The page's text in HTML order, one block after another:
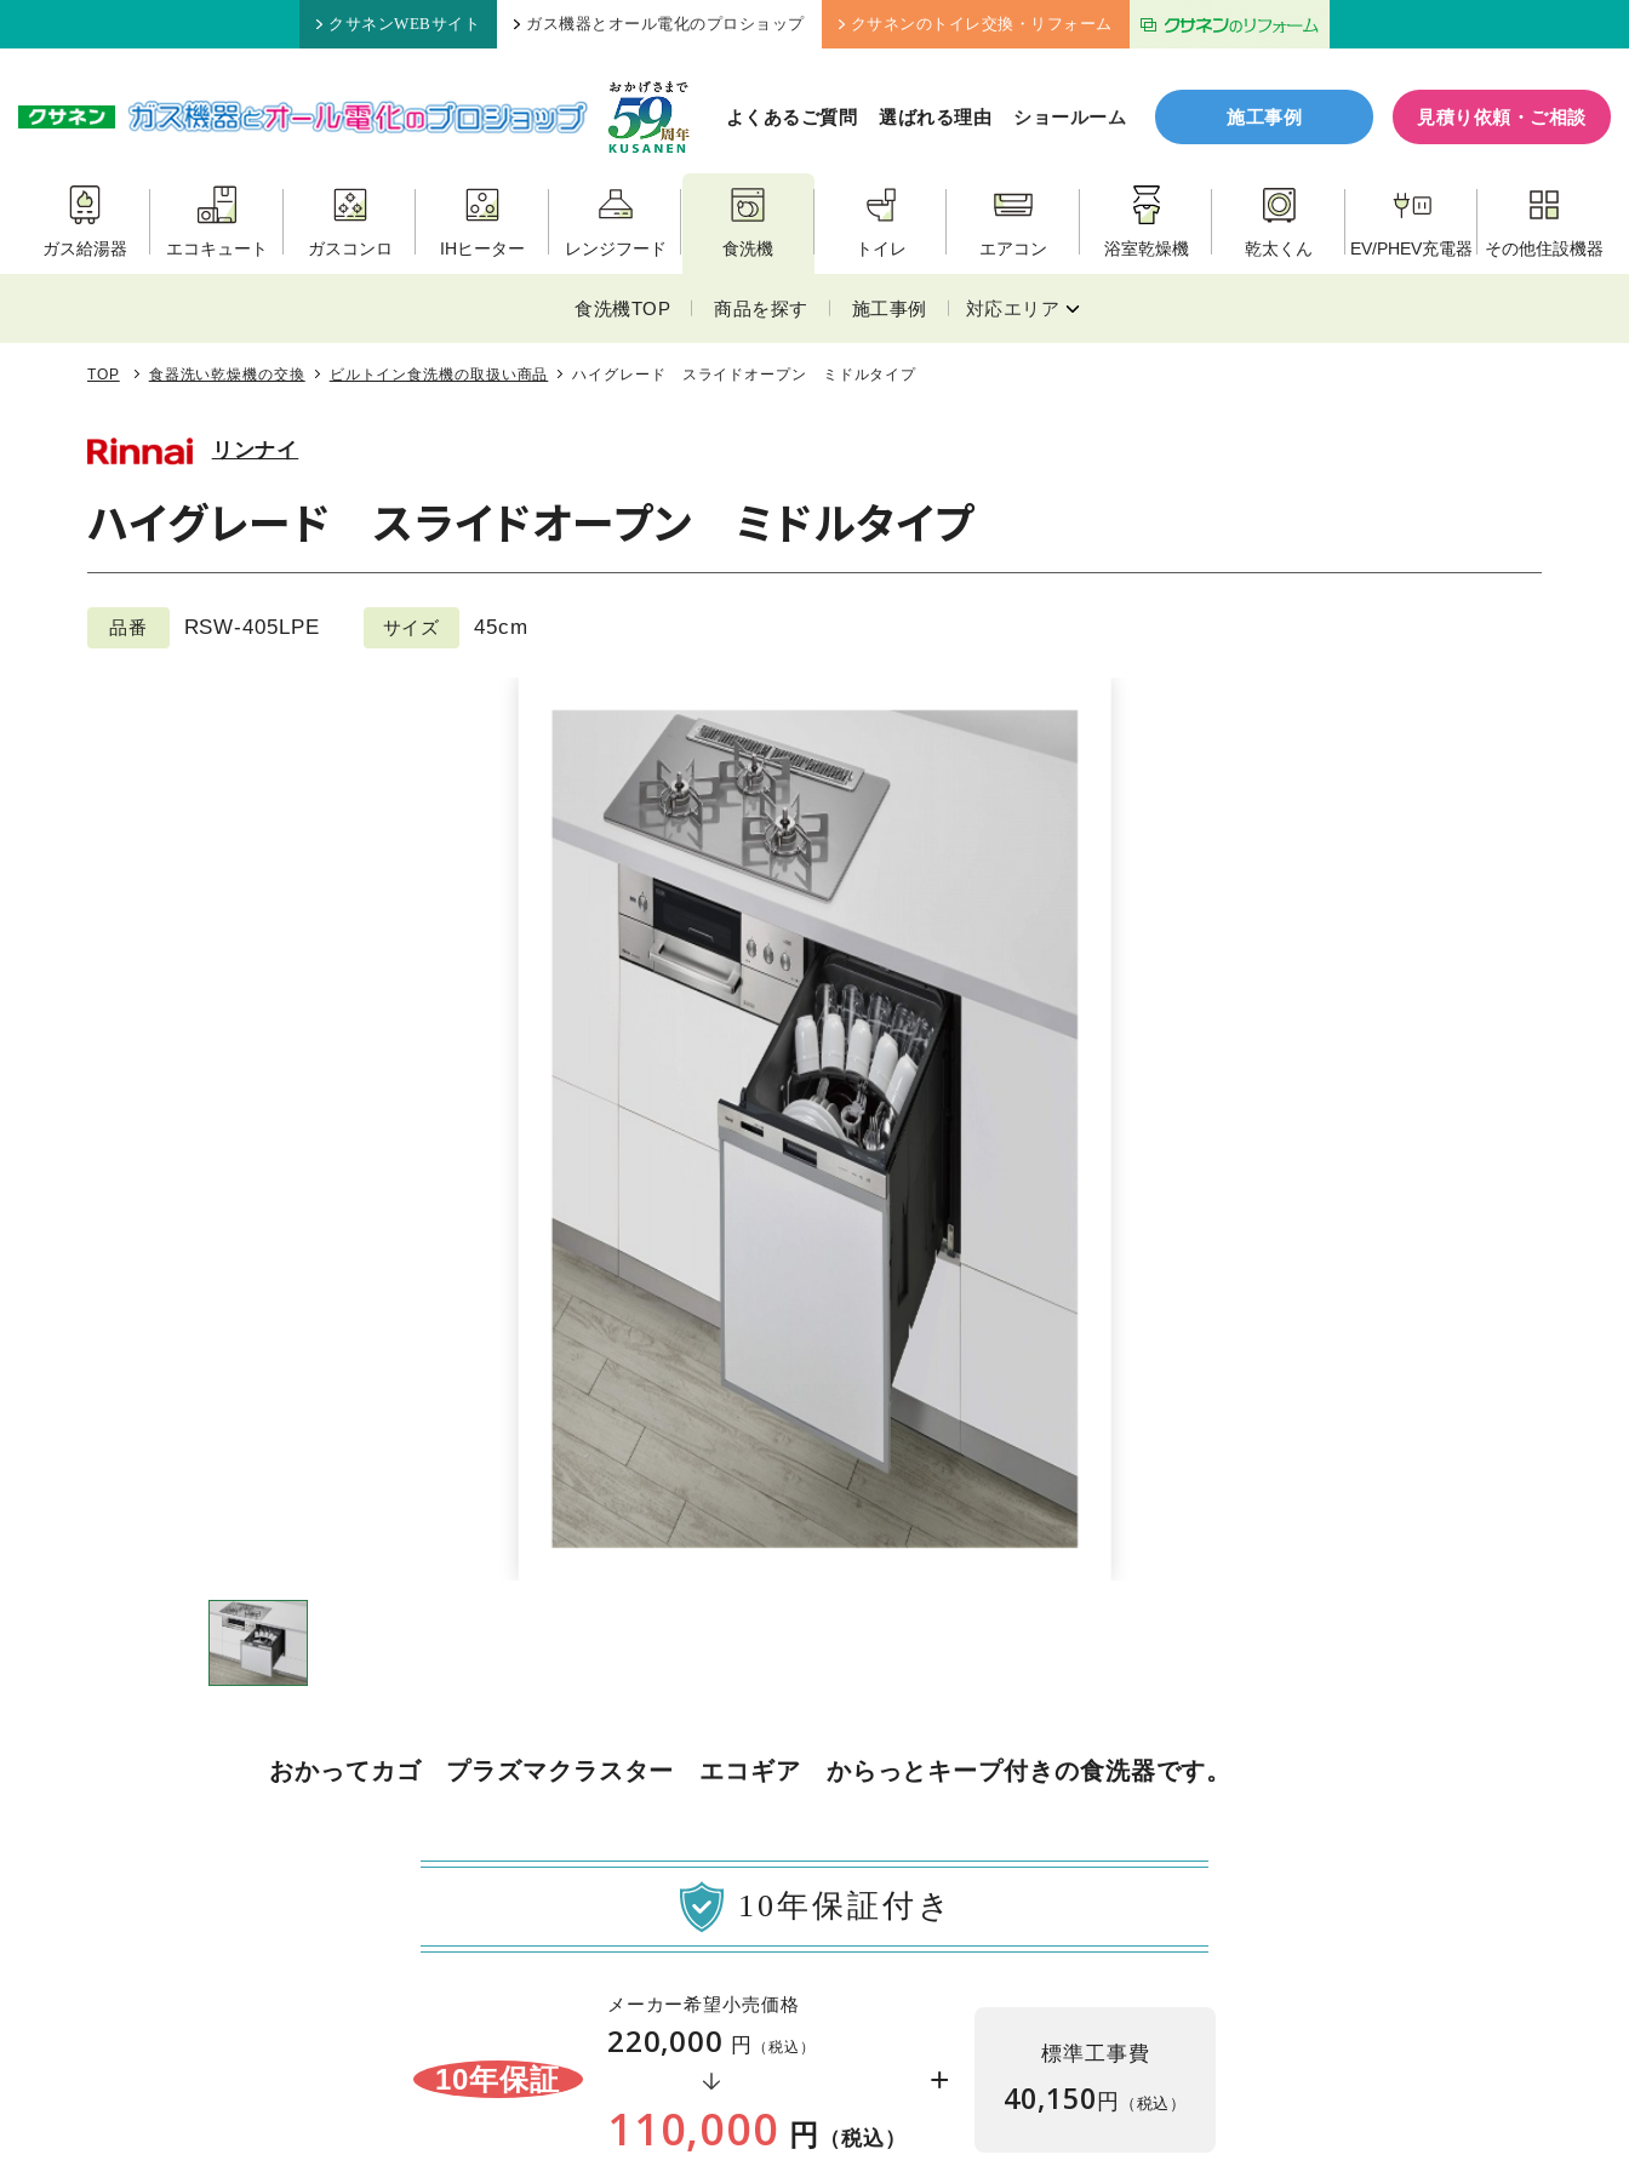
クサネンWEBサイト ガス機器とオール電化のプロショップ クサネンのトイレ交換・リフォーム
よくあるご質問 選ばれる理由 ショールーム 施工事例 見積り依頼・ご相談
ガス給湯器 エコキュート ガスコンロ IHヒーター レンジフード 食洗機 トイレ エアコン 浴室乾燥機 乾太くん EV/PHEV充電器 その他住設機器
食洗機TOP 商品を探す 施工事例 対応エリア
TOP 食器洗い乾燥機の交換 ビルトイン食洗機の取扱い商品 ハイグレード スライドオープン ミドルタイプ
リンナイ
ハイグレード スライドオープン ミドルタイプ
品番 RSW-405LPE サイズ 45cm
おかってカゴ プラズマクラスター エコギア からっとキープ付きの食洗器です。
10年保証付き
10年保証
メーカー希望小売価格
220,000 円 （税込）
110,000 円 （税込）
+
標準工事費
40,150 円 （税込）